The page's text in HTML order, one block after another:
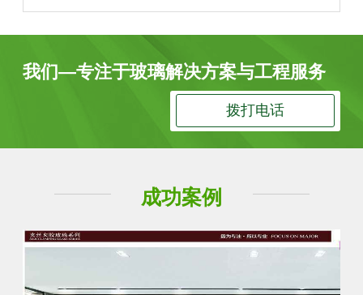
我们—专注于玻璃解决方案与工程服务
拨打电话
成功案例